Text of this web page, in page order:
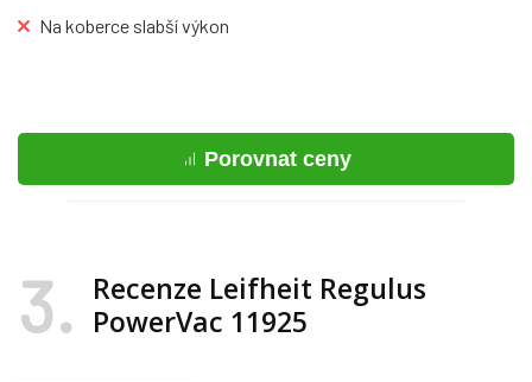
Na koberce slabší výkon
Porovnat ceny
3
Recenze Leifheit Regulus
PowerVac 11925